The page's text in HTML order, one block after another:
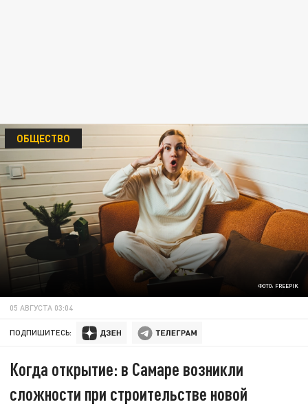
ФОТО: FREEPIK
ОБЩЕСТВО
05 АВГУСТА 03:04
ПОДПИШИТЕСЬ:
Когда открытие: в Самаре возникли
сложности при строительстве новой